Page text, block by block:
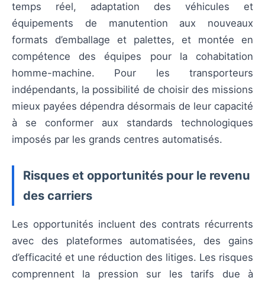
temps réel, adaptation des véhicules et
équipements de manutention aux nouveaux
formats d’emballage et palettes, et montée en
compétence des équipes pour la cohabitation
homme-machine. Pour les transporteurs
indépendants, la possibilité de choisir des missions
mieux payées dépendra désormais de leur capacité
à se conformer aux standards technologiques
imposés par les grands centres automatisés.
Risques et opportunités pour le revenu
des carriers
Les opportunités incluent des contrats récurrents
avec des plateformes automatisées, des gains
d’efficacité et une réduction des litiges. Les risques
comprennent la pression sur les tarifs due à